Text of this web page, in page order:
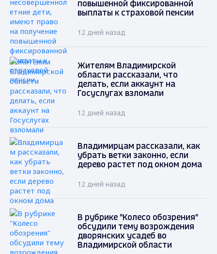
повышенной фиксированной
выплаты к страховой пенсии
12 дней назад
Жителям Владимирской
области рассказали, что
делать, если аккаунт на
Госуслугах взломали
12 дней назад
Владимирцам рассказали, как
убрать ветки законно, если
дерево растет под окном дома
12 дней назад
В рубрике "Колесо обозрения"
обсудили тему возрождения
дворянских усадеб во
Владимирской области